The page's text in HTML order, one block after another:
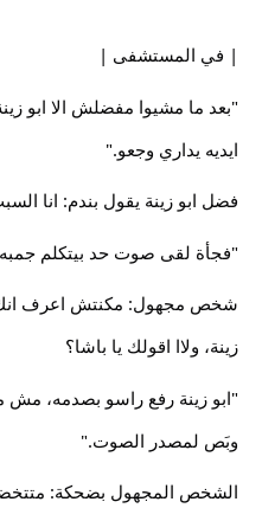
| في المستشفى |
"بعد ما مشيوا مفضلش الا ابو
ايديه يداري وجعو."
فضل ابو زينة يقول بندم: انا
"فجأة لقى صوت حد بيتكلم
شخص مجهول: مكنتش اعرف انك
زينة، ولاا اقولك يا باشا؟
"ابو زينة رفع راسو بصدمه، مش
وبَص لمصدر الصوت."
الشخص المجهول بضحكة: